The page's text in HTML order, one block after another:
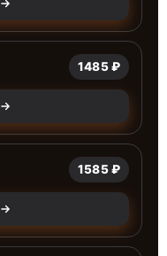
1485 ₽
1585 ₽